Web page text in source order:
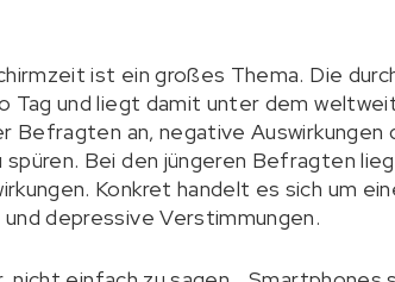
ist ein großes Thema. Die
Tag und liegt damit unter dem
Befragten an, negative Auswirkungen
spüren. Bei den jüngeren Befragten
Konkret handelt es sich um
depressive Verstimmungen.